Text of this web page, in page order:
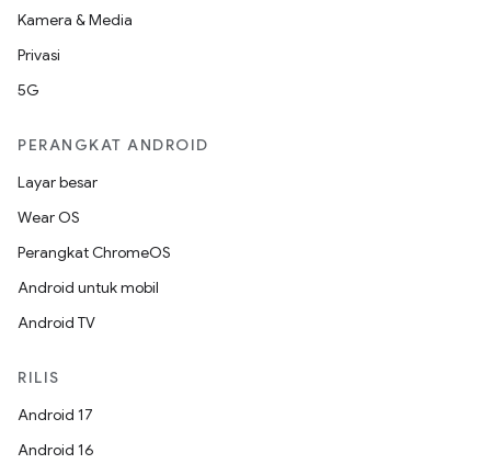
Kamera & Media
Privasi
5G
PERANGKAT ANDROID
Layar besar
Wear OS
Perangkat ChromeOS
Android untuk mobil
Android TV
RILIS
Android 17
Android 16